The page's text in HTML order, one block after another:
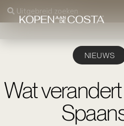
Uitgebreid zoeken
NIEUWS
Wat